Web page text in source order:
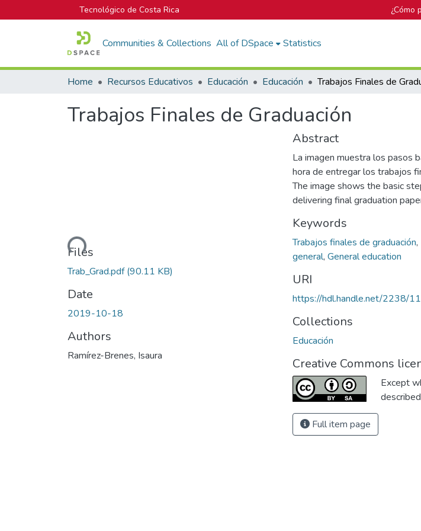
Tecnológico de Costa Rica ¿Cómo
Communities & Collections All of DSpace Statistics
Home Recursos Educativos Educación Educación
Trabajos Finales de Graduación
Loading...
Files
Trab_Grad.pdf(90.11 KB)
Date
2019-10-18
Authors
Ramírez-Brenes, Isaura
Abstract
La imagen muestra los pasos
hora de entregar los trabajos
The image shows the basic
delivering final graduation
Keywords
Trabajos finales de graduación,
general, General education
URI
https://hdl.handle.net/2238/
Collections
Educación
Creative Commons
Except
Full item page